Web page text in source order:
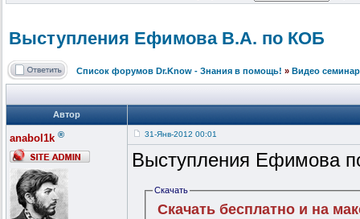
Выступления Ефимова В.А. по КОБ
Список форумов Dr.Know - Знания в помощь! » Видео
Автор
anabol1k ® 31-Янв-2012 00:01
Выступления Ефимова
Скачать
Скачать бесплатно и на